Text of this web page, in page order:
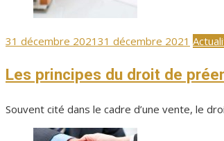
Publié
31 décembre 2021 31 décembre 2021
Les principes du droit de
Souvent cité dans le cadre d’une vente, le